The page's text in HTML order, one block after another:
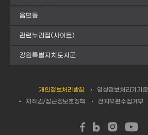
읍면동
관련누리집(사이트)
강원특별자치도시군
개인정보처리방침
영상정보처리기기
저작권/접근성보호정책
전자우편수집거부